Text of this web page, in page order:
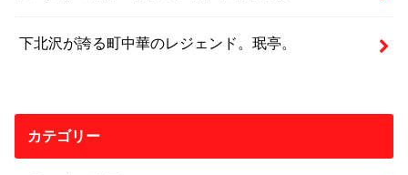
下北沢が誇る町中華のレジェンド。珉亭。
カテゴリー